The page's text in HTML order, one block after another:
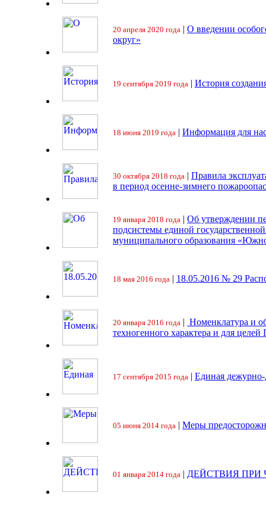
20 апреля 2020 года | О введении
округ»
19 сентября 2019 года | История
18 июня 2019 года | Информация для
30 октября 2018 года | Правила
в период осенне-зимнего
19 января 2018 года | Об утверждении
подсистемы единой
муниципального образования
18 мая 2016 года | 18.05.2016 № 29
20 января 2016 года | Номенклатура и
техногенного характера и для целей
17 сентября 2015 года | Единая
05 июня 2014 года | Меры
01 января 2014 года | ДЕЙСТВИЯ ПРИ